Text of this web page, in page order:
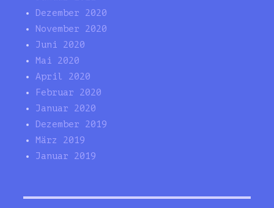
Dezember 2020
November 2020
Juni 2020
Mai 2020
April 2020
Februar 2020
Januar 2020
Dezember 2019
März 2019
Januar 2019